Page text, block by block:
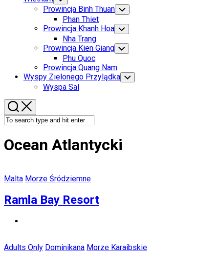
Child
Menu
Prowincja Binh Thuan Toggle
Child
Menu
Phan Thiet
Prowincja Khanh Hoa Toggle
Child
Menu
Nha Trang
Prowincja Kien Giang Toggle
Child
Phu Quoc
Prowincja Quang Nam
Wyspy Zielonego Przylądka Toggle
Child
Wyspa Sal
Ocean Atlantycki
Malta Morze Śródziemne
Ramla Bay Resort
Adults Only Dominikana Morze Karaibskie